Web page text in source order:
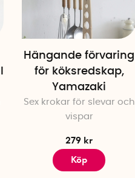
Hängande förvaring
för köksredskap,
Yamazaki
Sex krokar för slevar och
vispar
279 kr
Köp